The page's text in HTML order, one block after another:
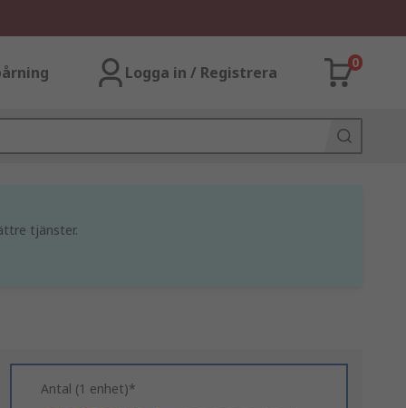
Logga in / Registrera
0
tjänster.
Antal (1 enhet)*